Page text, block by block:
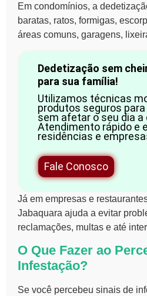
Em condomínios, a
baratas, ratos, formigas,
áreas comuns, garagens,
Dedetização sem
para sua família!
Utilizamos técnicas
produtos seguros
sem afetar o seu dia a
Atendimento rápido e
residências e
Fale Conosco
Já em empresas e
Jabaquara ajuda a evitar
reclamações, multas e até
O Que Fazer ao
Infestação?
Se você percebeu sinais de